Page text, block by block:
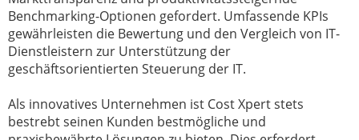
Benchmarking-Optionen gefordert. Umfassende KPIs
gewährleisten die Bewertung und den Vergleich von IT-
Dienstleistern zur Unterstützung der
geschäftsorientierten Steuerung der IT.
Als innovatives Unternehmen ist Cost Xpert stets
bestrebt seinen Kunden bestmögliche und